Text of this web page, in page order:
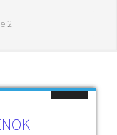
2
–